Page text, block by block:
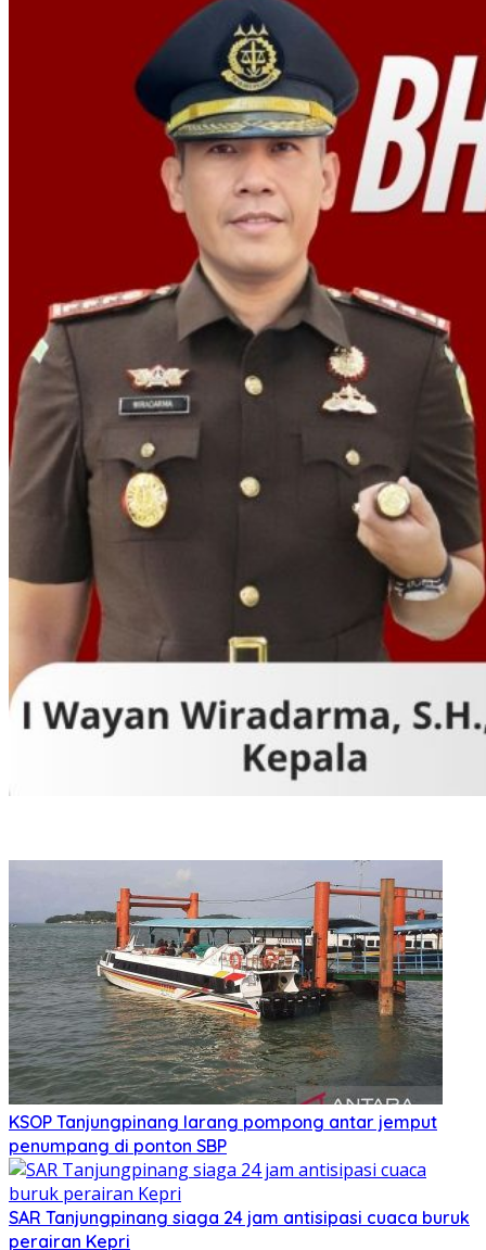
KSOP Tanjungpinang larang pompong antar jemput
penumpang di ponton SBP
SAR Tanjungpinang siaga 24 jam antisipasi cuaca buruk
perairan Kepri